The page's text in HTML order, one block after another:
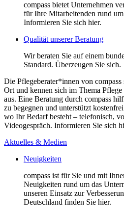
compass bietet Unternehmen
für Ihre Mitarbeitenden rund
Informieren Sie sich hier.
Qualität unserer Beratung
Wir beraten Sie auf einem
Standard. Überzeugen Sie sich.
Die Pflegeberater*innen von
Ort und kennen sich im Thema
aus. Eine Beratung durch compass
zu begegnen und unterstützt
wo Ihr Bedarf besteht – telefonisch,
Videogespräch. Informieren Sie sich
Aktuelles & Medien
Neuigkeiten
compass ist für Sie und mit
Neuigkeiten rund um das
unseren Einsatz zur
Deutschland finden Sie hier.